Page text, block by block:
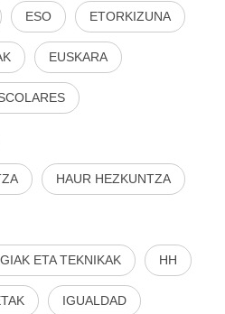
ESO ETORKIZUNA
EUSKARA
HAUR HEZKUNTZA
ETA TEKNIKAK HH
IGUALDAD